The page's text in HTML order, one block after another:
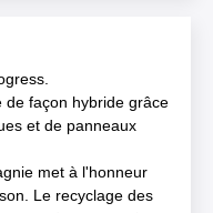
de façon hybride grâce
et de panneaux
met à l'honneur
Le recyclage des